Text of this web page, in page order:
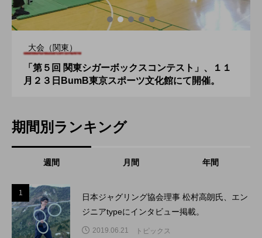
大会（関東）
「第５回 関東シガーボックスコンテスト」、１１
月２３日BumB東京スポーツ文化館にて開催。
期間別ランキング
週間 月間 年間
1
日本ジャグリング協会理事 松村高朗氏、エン
ジニアtypeにインタビュー掲載。
2019.06.21 トピックス